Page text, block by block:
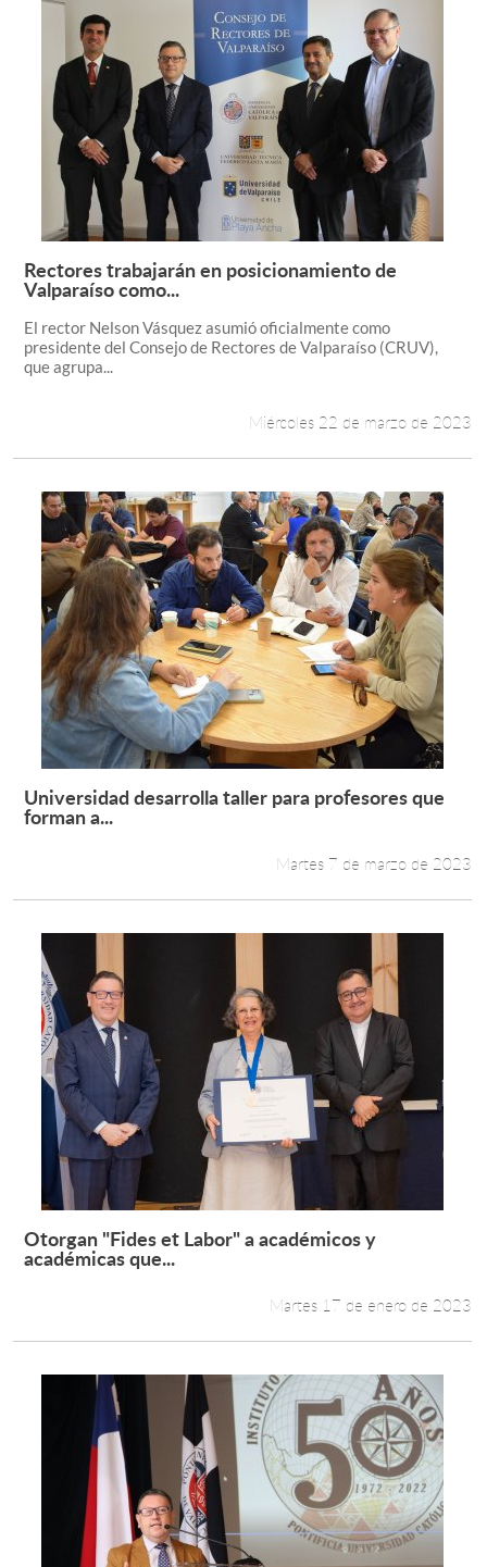
Leer más +
Rectores trabajarán en posicionamiento de
Valparaíso como...
El rector Nelson Vásquez asumió oficialmente como
presidente del Consejo de Rectores de Valparaíso (CRUV),
que agrupa...
Miércoles 22 de marzo de 2023
Leer más +
Universidad desarrolla taller para profesores que
forman a...
Martes 7 de marzo de 2023
Leer más +
Otorgan "Fides et Labor" a académicos y
académicas que...
Martes 17 de enero de 2023